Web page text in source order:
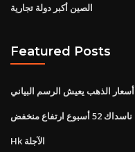
الصين أكبر دولة تجارية
Featured Posts
أسعار الذهب يعيش الرسم البياني
ناسداك 52 أسبوع ارتفاع منخفض
Hk الآجلة